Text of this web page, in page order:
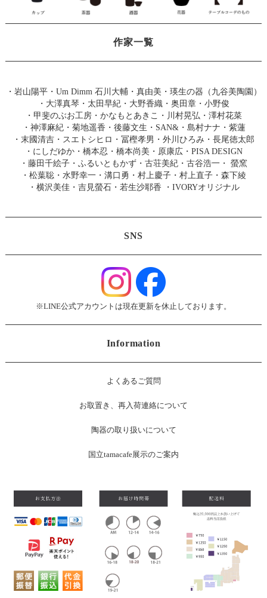
作家一覧
・ 岩山陽平・ Um Dimm 石川大輔・真由美 ・ 瑛生の器（九谷美陶園）
・ 大澤真琴 ・ 太田早紀 ・ 大野香織 ・ 奥田章 ・ 小野俊
・ 甲斐のぶお工房 ・ かなもとあきこ ・ 川村晃弘 ・ 澤村花菜
・ 神澤麻紀・ 菊地遥香 ・ 後藤文生 ・ SAN& ・ 島村ナナ ・ 紫蓮
・ 末國清吉 ・ スエトシヒロ ・ 冨樫孝男 ・ 外川ひろみ ・ 長尾徳太郎
・ にしだゆか ・ 橋本忍 ・ 橋本尚美 ・ 原康広 ・ PISA DESIGN
・ 藤田千絵子 ・ ふるいともかず ・ 古荘美紀 ・ 古谷浩一 ・ 螢窯
・ 松葉聡 ・ 水野幸一 ・ 溝口勇 ・ 村上慶子 ・ 村上直子 ・ 森下綾
・ 横沢美佳・ 吉見螢石・ 若生沙耶香 ・ IVORYオリジナル
SNS
※LINE公式アカウントは現在更新を休止しております。
Information
よくあるご質問
お取置き、再入荷連絡について
陶器の取り扱いについて
国立tamacafe展示のご案内